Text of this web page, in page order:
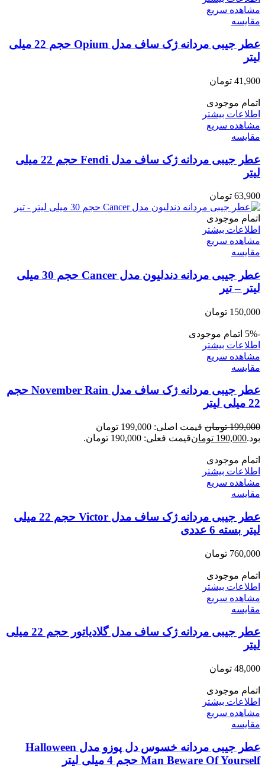
مشاهده سریع
مقایسه
عطر جیبی مردانه ژک ساف مدل Opium حجم 22 میلی
لیتر
41,900 تومان
اتمام موجودی
اطلاعات بیشتر
مشاهده سریع
مقایسه
عطر جیبی مردانه ژک ساف مدل Fendi حجم 22 میلی
لیتر
63,900 تومان
اتمام موجودی
اطلاعات بیشتر
مشاهده سریع
مقایسه
عطر جیبی مردانه دندلیون مدل Cancer حجم 30 میلی
لیتر – تیر
150,000 تومان
-5%
اتمام موجودی
اطلاعات بیشتر
مشاهده سریع
مقایسه
عطر جیبی مردانه ژک ساف مدل November Rain حجم
22 میلی لیتر
199,000 تومان
قیمت اصلی: 199,000 تومان
بود.190,000 تومانقیمت فعلی: 190,000 تومان.
اتمام موجودی
اطلاعات بیشتر
مشاهده سریع
مقایسه
عطر جیبی مردانه ژک ساف مدل Victor حجم 22 میلی
لیتر بسته 6 عددی
760,000 تومان
اتمام موجودی
اطلاعات بیشتر
مشاهده سریع
مقایسه
عطر جیبی مردانه ژک ساف مدل گلادیاتور حجم 22 میلی
لیتر
48,000 تومان
اتمام موجودی
اطلاعات بیشتر
مشاهده سریع
مقایسه
عطر جیبی مردانه خسوس دل پوزو مدل Halloween
Man Beware Of Yourself حجم 4 میلی لیتر